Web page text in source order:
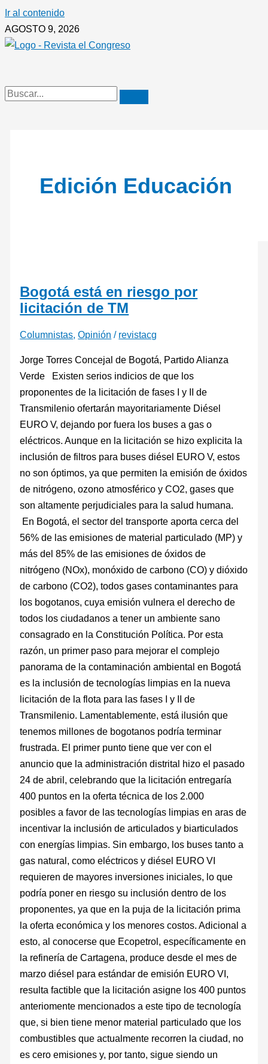
Ir al contenido
AGOSTO 9, 2026
Edición Educación
Bogotá está en riesgo por
licitación de TM
Columnistas,Opinión / revistacg
Jorge Torres Concejal de Bogotá, Partido Alianza
Verde Existen serios indicios de que los
proponentes de la licitación de fases I y II de
Transmilenio ofertarán mayoritariamente Diésel
EURO V, dejando por fuera los buses a gas o
eléctricos. Aunque en la licitación se hizo explicita la
inclusión de filtros para buses diésel EURO V, estos
no son óptimos, ya que permiten la emisión de óxidos
de nitrógeno, ozono atmosférico y CO2, gases que
son altamente perjudiciales para la salud humana.
En Bogotá, el sector del transporte aporta cerca del
56% de las emisiones de material particulado (MP) y
más del 85% de las emisiones de óxidos de
nitrógeno (NOx), monóxido de carbono (CO) y dióxido
de carbono (CO2), todos gases contaminantes para
los bogotanos, cuya emisión vulnera el derecho de
todos los ciudadanos a tener un ambiente sano
consagrado en la Constitución Política. Por esta
razón, un primer paso para mejorar el complejo
panorama de la contaminación ambiental en Bogotá
es la inclusión de tecnologías limpias en la nueva
licitación de la flota para las fases I y II de
Transmilenio. Lamentablemente, está ilusión que
tenemos millones de bogotanos podría terminar
frustrada. El primer punto tiene que ver con el
anuncio que la administración distrital hizo el pasado
24 de abril, celebrando que la licitación entregaría
400 puntos en la oferta técnica de los 2.000
posibles a favor de las tecnologías limpias en aras de
incentivar la inclusión de articulados y biarticulados
con energías limpias. Sin embargo, los buses tanto a
gas natural, como eléctricos y diésel EURO VI
requieren de mayores inversiones iniciales, lo que
podría poner en riesgo su inclusión dentro de los
proponentes, ya que en la puja de la licitación prima
la oferta económica y los menores costos. Adicional a
esto, al conocerse que Ecopetrol, específicamente en
la refinería de Cartagena, produce desde el mes de
marzo diésel para estándar de emisión EURO VI,
resulta factible que la licitación asigne los 400 puntos
anteriomente mencionados a este tipo de tecnología
que, si bien tiene menor material particulado que los
combustibles que actualmente recorren la ciudad, no
es cero emisiones y, por tanto, sigue siendo un